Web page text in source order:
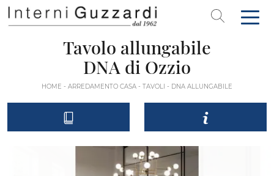
Tavolo allungabile
DNA di Ozzio
HOME - ARREDAMENTO CASA - TAVOLI - DNA ALLUNGABILE